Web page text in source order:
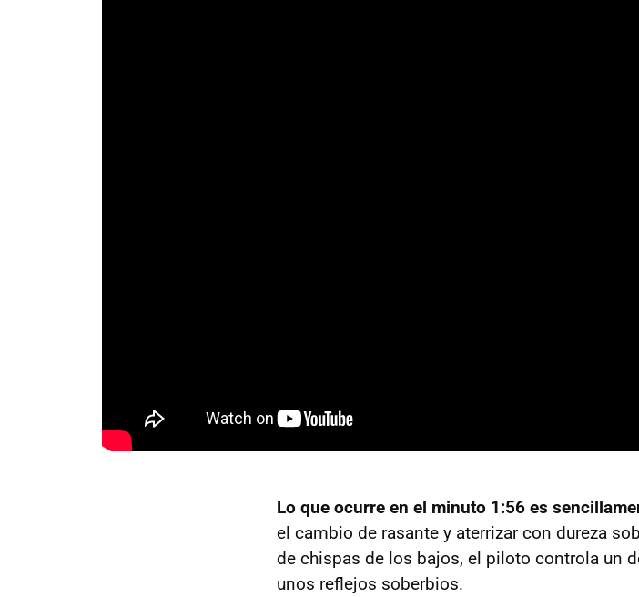
Lo que ocurre en el minuto 1:56 es
el cambio de rasante y aterrizar con dureza
de chispas de los bajos, el piloto controla un
unos reflejos soberbios.